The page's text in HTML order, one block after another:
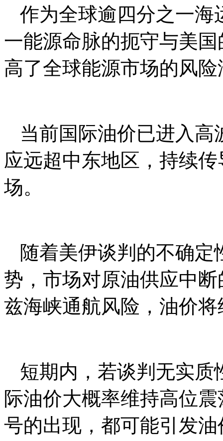
作为全球逾四分之一海
一能源命脉的扼守与美
高了全球能源市场的风险
当前国际油价已进入
应远超中东地区，持续
场。
随着美伊谈判的不确
势，市场对原油供应中
兹海峡通航风险，油价
短期内，若谈判无实质
际油价大概率维持高位
号的出现，都可能引发